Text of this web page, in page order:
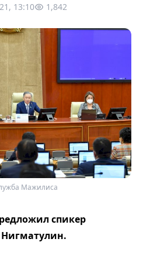
13:10 1,842
Мажилиса
спикер